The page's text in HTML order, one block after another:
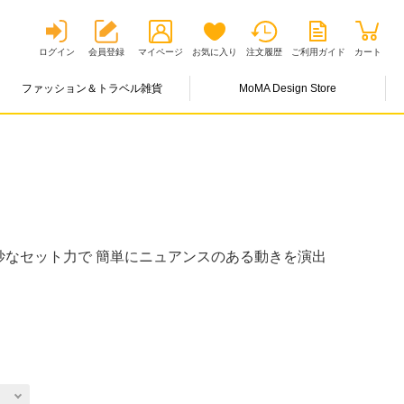
ログイン 会員登録 マイページ お気に入り 注文履歴 ご利用ガイド カート
ファッション＆トラベル雑貨 MoMA Design Store
セット力で 簡単にニュアンスのある動きを演出